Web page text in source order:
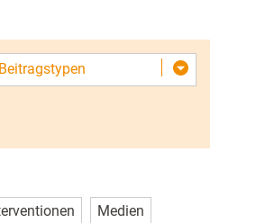
Medien